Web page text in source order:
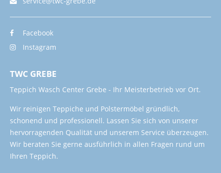
Facebook
Instagram
TWC GREBE
Teppich Wasch Center Grebe - Ihr Meisterbetrieb vor Ort.
Wir reinigen Teppiche und Polstermöbel gründlich,
schonend und professionell. Lassen Sie sich von unserer
hervorragenden Qualität und unserem Service überzeugen.
Wir beraten Sie gerne ausführlich in allen Fragen rund um
Ihren Teppich.